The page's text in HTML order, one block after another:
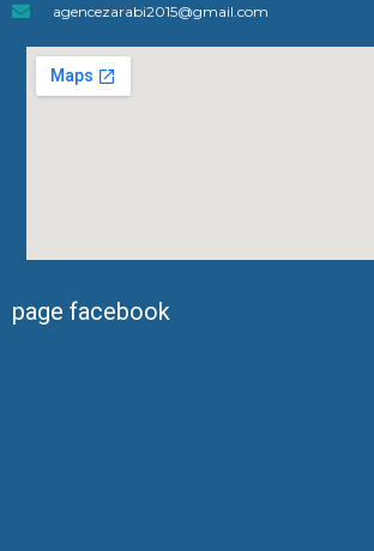
agencezarabi2015@gmail.com
page facebook